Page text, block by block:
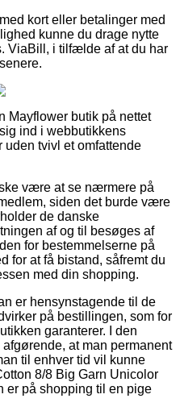
kort eller betalinger med
kunne du drage nytte
ViaBill, i tilfælde af at du har
Mayflower butik på nettet
ind i webbutikkens
uden tvivl et omfattende
være at se nærmere på
siden det burde være
de danske
af og til besøges af
for bestemmelserne på
for at få bistand, såfremt du
med din shopping.
er hensynstagende til de
på bestillingen, som for
garanterer. I den
at man permanent
til enhver tid vil kunne
8/8 Big Garn Unicolor
er på shopping til en pige